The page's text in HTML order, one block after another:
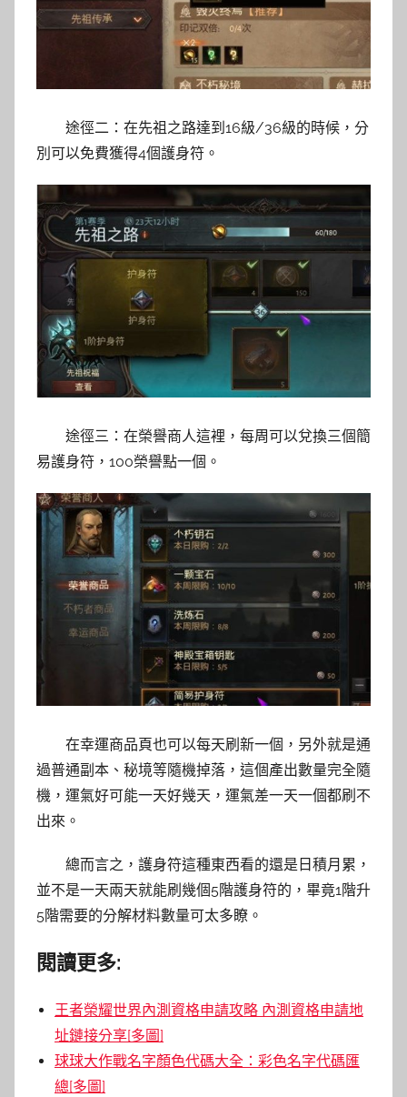
途徑二：在先祖之路達到16級/36級的時候，分
別可以免費獲得4個護身符。
途徑三：在榮譽商人這裡，每周可以兌換三個簡
易護身符，100榮譽點一個。
在幸運商品頁也可以每天刷新一個，另外就是通
過普通副本、秘境等隨機掉落，這個產出數量完全隨
機，運氣好可能一天好幾天，運氣差一天一個都刷不
出來。
總而言之，護身符這種東西看的還是日積月累，
並不是一天兩天就能刷幾個5階護身符的，畢竟1階升
5階需要的分解材料數量可太多瞭。
閱讀更多:
王者榮耀世界內測資格申請攻略 內測資格申請地
址鏈接分享[多圖]
球球大作戰名字顏色代碼大全：彩色名字代碼匯
總[多圖]